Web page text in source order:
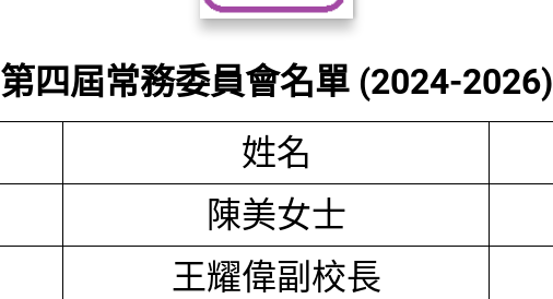
第四屆常務委員會名單 (2024-2026)
姓名
陳美女士
王耀偉副校長